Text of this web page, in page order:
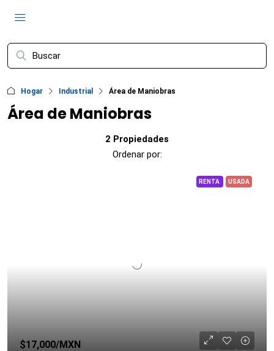
Hogar Industrial Área de Maniobras
Área de Maniobras
2 Propiedades
Ordenar por:
RENTA USADA
$17,000/MXN